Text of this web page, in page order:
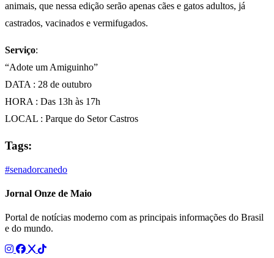
animais, que nessa edição serão apenas cães e gatos adultos, já
castrados, vacinados e vermifugados.
Serviço:
“Adote um Amiguinho”
DATA : 28 de outubro
HORA : Das 13h às 17h
LOCAL : Parque do Setor Castros
Tags:
#senadorcanedo
Jornal Onze de Maio
Portal de notícias moderno com as principais informações do Brasil
e do mundo.